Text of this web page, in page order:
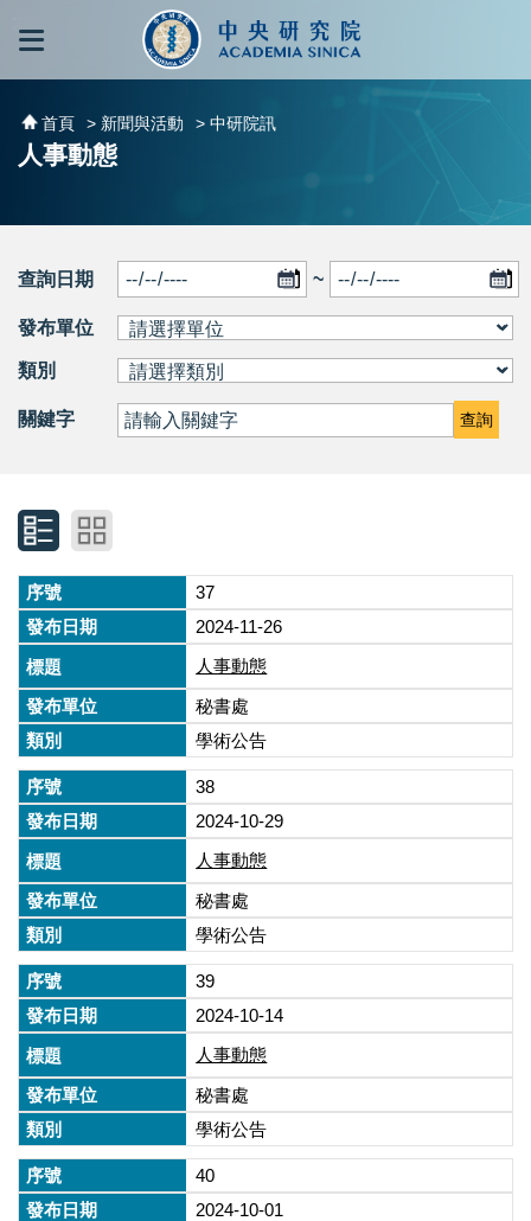
跳到主要內容區塊
首頁 > 新聞與活動 > 中研院訊
人事動態
查詢日期 ~
發布單位
類別
關鍵字 查詢
37
2024-11-26
人事動態
秘書處
學術公告
38
2024-10-29
人事動態
秘書處
學術公告
39
2024-10-14
人事動態
秘書處
學術公告
40
2024-10-01